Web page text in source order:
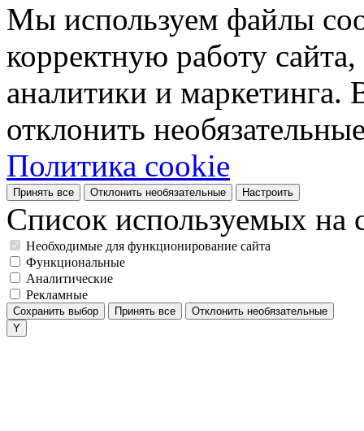
Мы используем файлы
корректную работу
аналитики и
отклонить
Политика cookie
Принять все Отклонить необязательные Настроить
Список используемых на
Необходимые для функционирование сайта
Функциональные
Аналитические
Рекламные
Сохранить выбор Принять все Отклонить необязательные